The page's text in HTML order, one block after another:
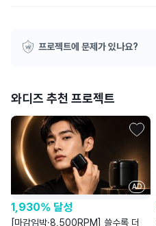
프로젝트에 문제가 있나요?
와디즈 추천 프로젝트
AD
1,930% 달성
[마감임박·8,500RPM] 쓸수록 더